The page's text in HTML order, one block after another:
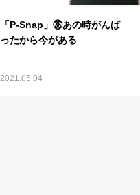
「P-Snap」㊱あの時がんば
ったから今がある
2021.05.04